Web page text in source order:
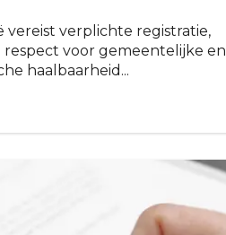
vereist verplichte registratie,
respect voor gemeentelijke en
haalbaarheid...